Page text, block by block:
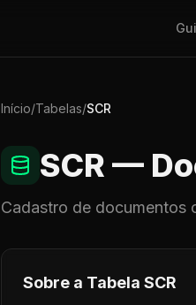
Início/Tabelas/SCR
SCR —
Cadastro de documentos
Sobre a Tabela SCR